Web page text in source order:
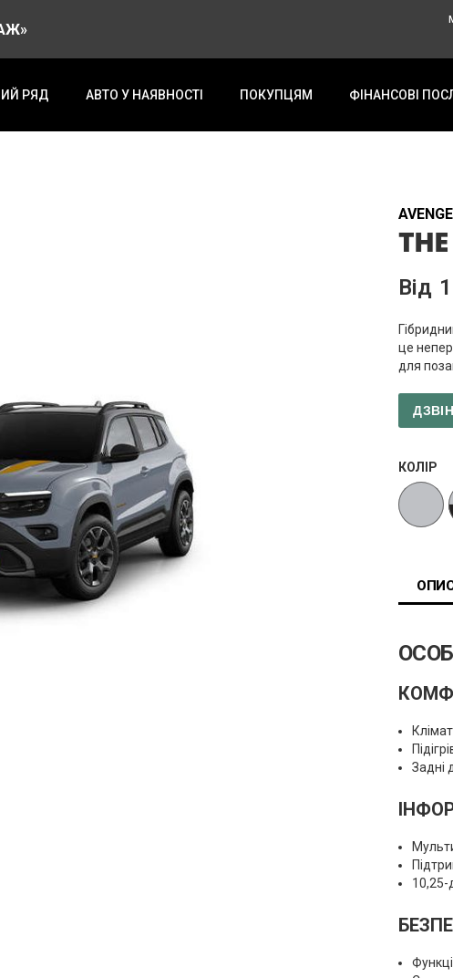
РЯД АВТО У НАЯВНОСТІ ПОКУПЦЯМ ФІНАНСОВІ
це
для
КОЛІР
Задні
10,25-